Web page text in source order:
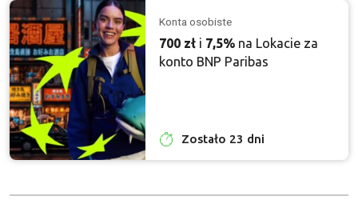
Konta osobiste
700 zł i 7,5% na Lokacie za
konto BNP Paribas
Zostało 23 dni